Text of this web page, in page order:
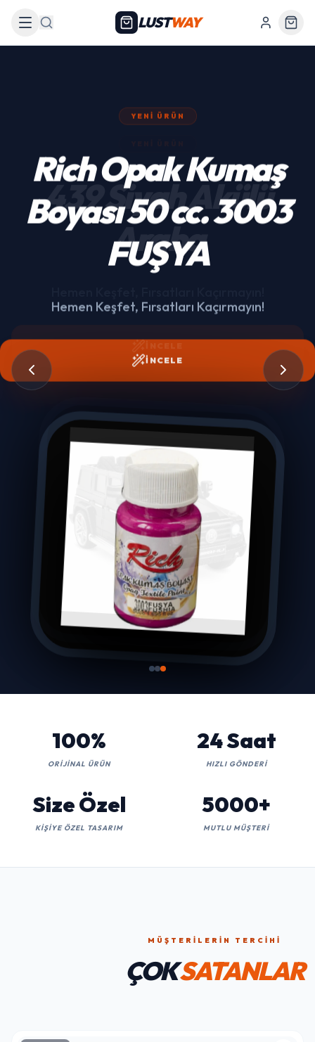
Arama LUSTWAY
YENI ÜRÜN
439 Siyah Akülü
Araba
Hemen Keşfet, Fırsatları Kaçırmayın!
100%
ORIJINAL ÜRÜN
24 Saat
HIZLI GÖNDERI
Size Özel
KIŞIYE ÖZEL TASARIM
5000+
MUTLU MÜŞTERI
MÜŞTERILERIN TERCIHI
ÇOKSATANLAR